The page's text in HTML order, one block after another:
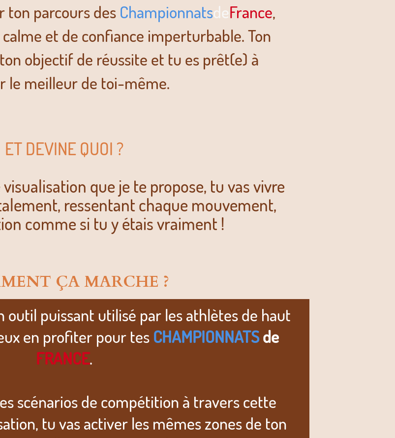
parcours des ChampionnatsdeFrance,
et de confiance imperturbable. Ton
objectif de réussite et tu es prêt(e) à
le meilleur de toi-même.
ET DEVINE QUOI ?
que je te propose, tu vas vivre
ressentant chaque mouvement,
comme si tu y étais vraiment !
ÇA MARCHE ?
outil puissant utilisé par les athlètes de haut
en profiter pour tes CHAMPIONNATSde
FRANCE.
scénarios de compétition à travers cette
tu vas activer les mêmes zones de ton